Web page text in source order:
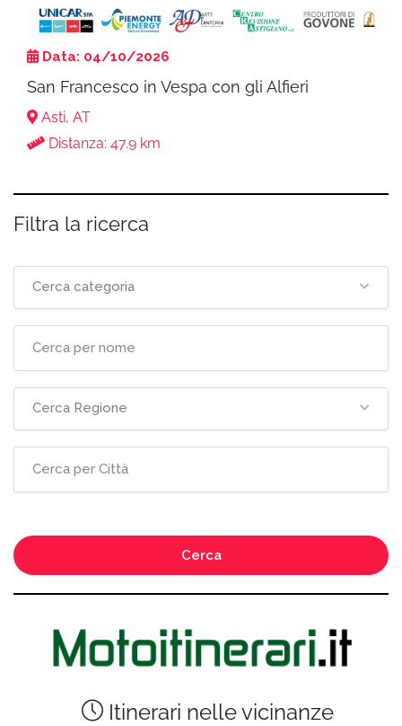
Data: 04/10/2026
San Francesco in Vespa con gli Alfieri
Asti, AT
Distanza: 47.9 km
Filtra la ricerca
Cerca categoria
Cerca Regione
Cerca
Itinerari nelle vicinanze